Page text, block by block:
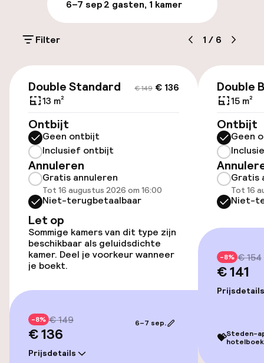
Parkeergelegenheid op eigen terrein
(buiten)
Openbaar parkeren
locatie
Fietsenstalling
Fietsverhuur
Toegankelijkheid
Overal rolstoeltoegankelijk
Entertainment
Gratis wifi
6–7 sep2 gasten, 1 kamer
Filter 1 / 6
€ 149 € 136
Double Standard
13 m²
Ontbijt
Geen ontbijt
Inclusief ontbijt
Annuleren
Gratis annuleren
Tot 16 augustus 2026 om 16:00
Niet-terugbetaalbaar
Let op
Sommige kamers van dit type zijn
beschikbaar als geluidsdichte
kamer. Deel je voorkeur wanneer
je boekt.
-8% € 149
€ 136
Prijsdetails
6–7 sep.
Double
15 m²
Ontbijt
Geen
Gratis
Tot 16
Niet-
-8% € 154
€ 141
Prijsdetails
💝Steden-